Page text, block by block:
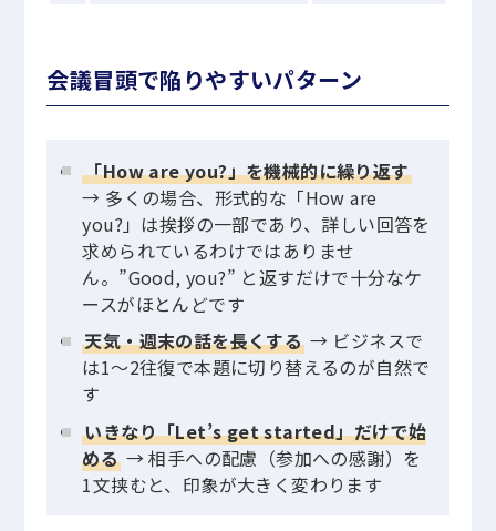
会議冒頭で陥りやすいパターン
「How are you?」を機械的に繰り返す
→ 多くの場合、形式的な「How are
you?」は挨拶の一部であり、詳しい回答を
求められているわけではありませ
ん。”Good, you?” と返すだけで十分なケ
ースがほとんどです
天気・週末の話を長くする → ビジネスで
は1〜2往復で本題に切り替えるのが自然で
す
いきなり「Let’s get started」だけで始
める → 相手への配慮（参加への感謝）を
1文挟むと、印象が大きく変わります